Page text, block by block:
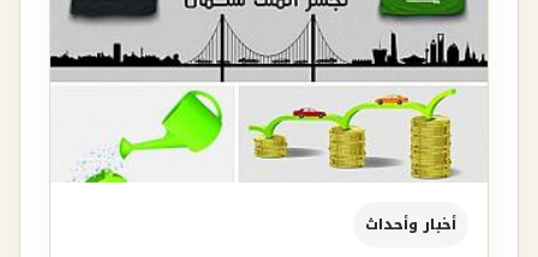
أخبار وأحداث